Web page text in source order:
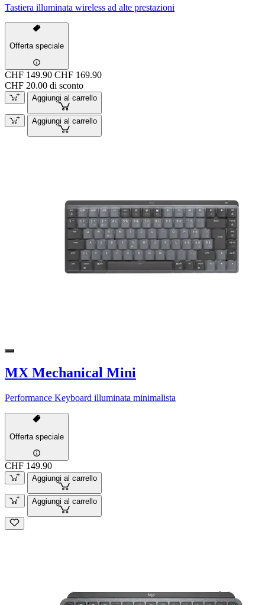
Tastiera illuminata wireless ad alte prestazioni
Offerta speciale
CHF 149.90 CHF 169.90
CHF 20.00 di sconto
Aggiungi al carrello
Aggiungi al carrello
MX Mechanical Mini
Performance Keyboard illuminata minimalista
Offerta speciale
CHF 149.90
Aggiungi al carrello
Aggiungi al carrello